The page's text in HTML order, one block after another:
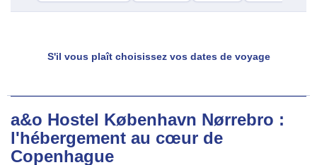
S'il vous plaît choisissez vos dates de voyage
a&o Hostel København Nørrebro :
l'hébergement au cœur de
Copenhague